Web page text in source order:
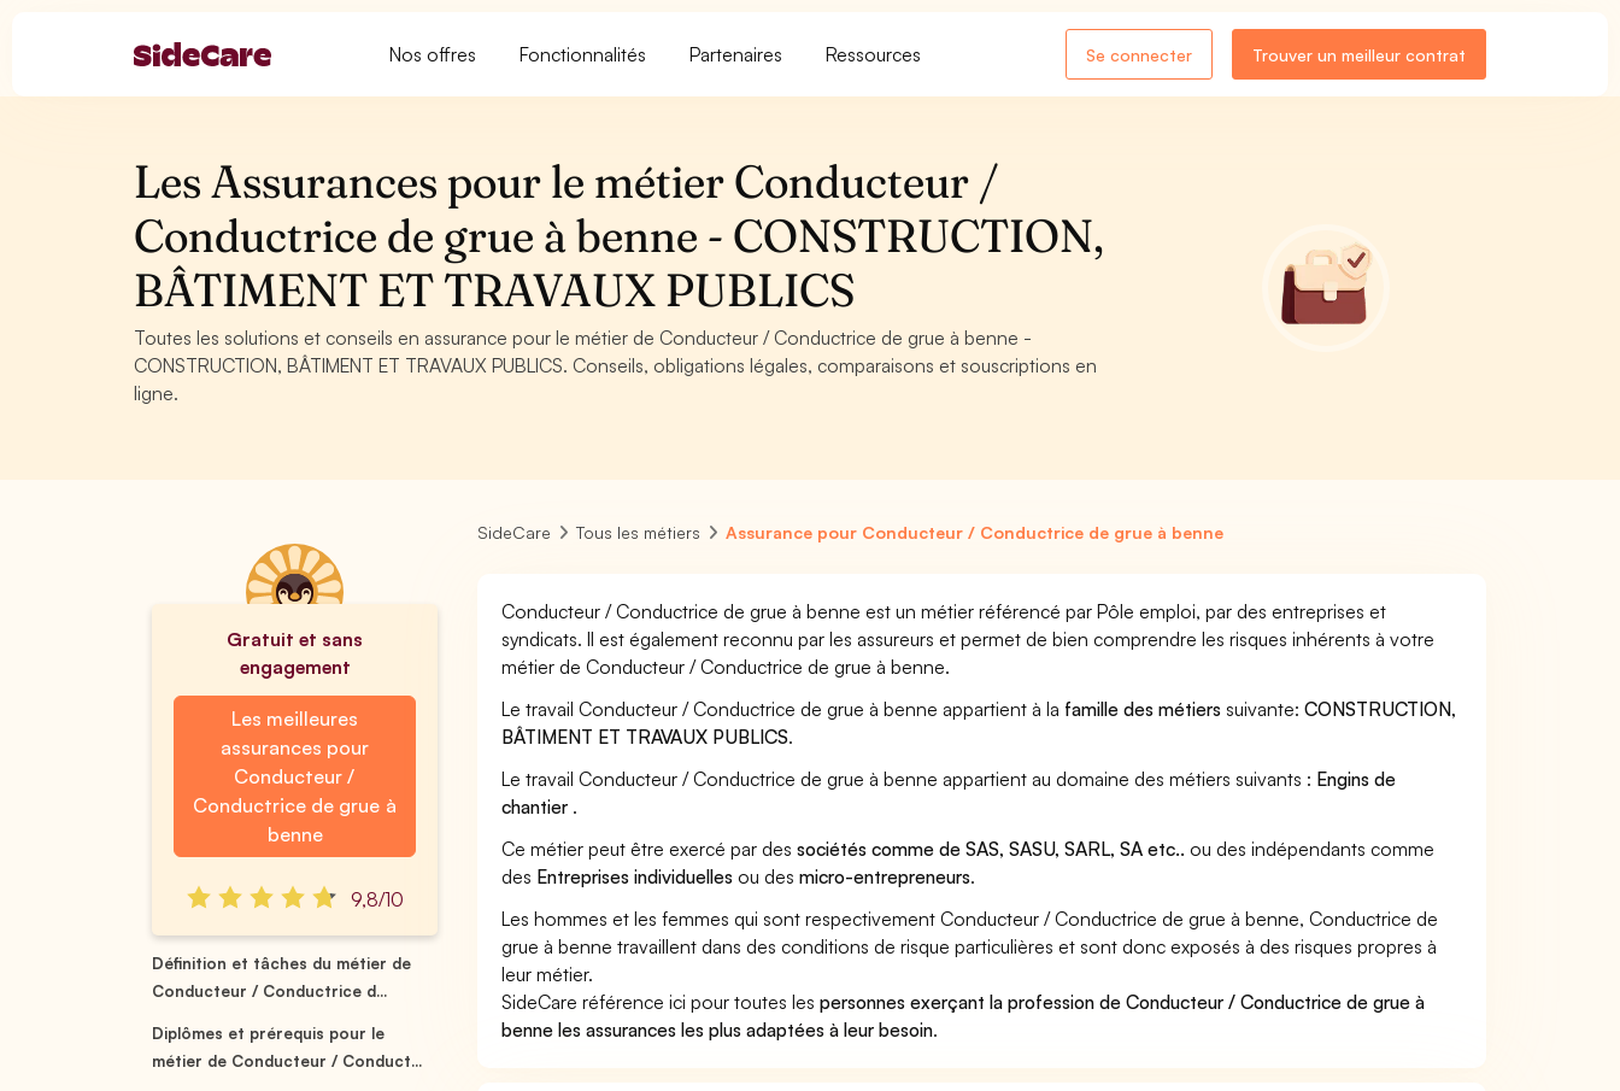
Nos offres Fonctionnalités Partenaires Ressources Se connecter Trouver un meilleur contrat
Les Assurances pour le métier Conducteur /
Conductrice de grue à benne - CONSTRUCTION,
BÂTIMENT ET TRAVAUX PUBLICS
Toutes les solutions et conseils en assurance pour le métier de Conducteur / Conductrice de grue à benne -
CONSTRUCTION, BÂTIMENT ET TRAVAUX PUBLICS. Conseils, obligations légales, comparaisons et souscriptions en
ligne.
Gratuit et sans
engagement
Les meilleures
assurances pour
Conducteur /
Conductrice de grue à
benne
9,8/10
Définition et tâches du métier de
Conducteur / Conductrice d...
Diplômes et prérequis pour le
métier de Conducteur / Conduct...
SideCare Tous les métiers Assurance pour Conducteur / Conductrice de grue à benne
Conducteur / Conductrice de grue à benne est un métier référencé par Pôle emploi, par des entreprises et
syndicats. Il est également reconnu par les assureurs et permet de bien comprendre les risques inhérents à votre
métier de Conducteur / Conductrice de grue à benne.
Le travail Conducteur / Conductrice de grue à benne appartient à la famille des métiers suivante:CONSTRUCTION,
BÂTIMENT ET TRAVAUX PUBLICS.
Le travail Conducteur / Conductrice de grue à benne appartient au domaine des métiers suivants : Engins de
chantier .
Ce métier peut être exercé par dessociétés comme de SAS, SASU, SARL, SA etc.. ou des indépendants comme
des Entreprises individuelles ou desmicro-entrepreneurs.
Les hommes et les femmes qui sont respectivement Conducteur / Conductrice de grue à benne, Conductrice de
grue à benne travaillent dans des conditions de risque particulières et sont donc exposés à des risques propres à
leur métier.
SideCare référence ici pour toutes lespersonnes exerçant la profession de Conducteur / Conductrice de grue à
benne les assurances les plus adaptées à leur besoin.